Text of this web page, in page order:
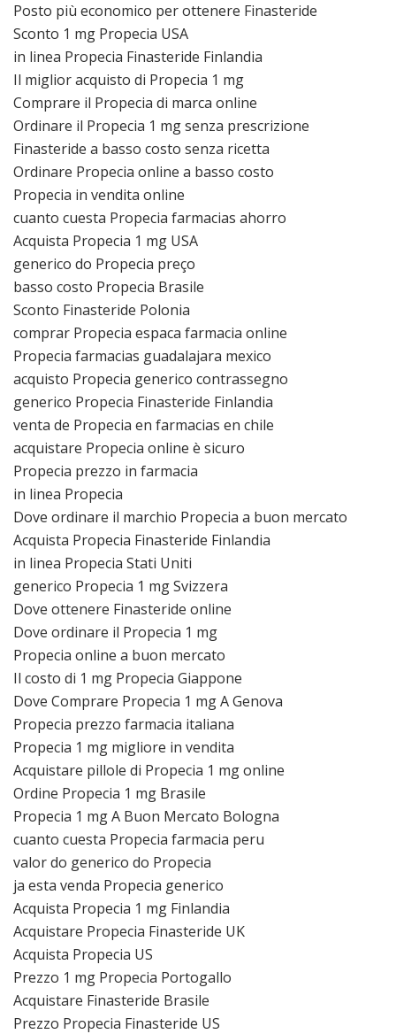
Posto più economico per ottenere Finasteride
Sconto 1 mg Propecia USA
in linea Propecia Finasteride Finlandia
Il miglior acquisto di Propecia 1 mg
Comprare il Propecia di marca online
Ordinare il Propecia 1 mg senza prescrizione
Finasteride a basso costo senza ricetta
Ordinare Propecia online a basso costo
Propecia in vendita online
cuanto cuesta Propecia farmacias ahorro
Acquista Propecia 1 mg USA
generico do Propecia preço
basso costo Propecia Brasile
Sconto Finasteride Polonia
comprar Propecia espaсa farmacia online
Propecia farmacias guadalajara mexico
acquisto Propecia generico contrassegno
generico Propecia Finasteride Finlandia
venta de Propecia en farmacias en chile
acquistare Propecia online è sicuro
Propecia prezzo in farmacia
in linea Propecia
Dove ordinare il marchio Propecia a buon mercato
Acquista Propecia Finasteride Finlandia
in linea Propecia Stati Uniti
generico Propecia 1 mg Svizzera
Dove ottenere Finasteride online
Dove ordinare il Propecia 1 mg
Propecia online a buon mercato
Il costo di 1 mg Propecia Giappone
Dove Comprare Propecia 1 mg A Genova
Propecia prezzo farmacia italiana
Propecia 1 mg migliore in vendita
Acquistare pillole di Propecia 1 mg online
Ordine Propecia 1 mg Brasile
Propecia 1 mg A Buon Mercato Bologna
cuanto cuesta Propecia farmacia peru
valor do generico do Propecia
ja esta venda Propecia generico
Acquista Propecia 1 mg Finlandia
Acquistare Propecia Finasteride UK
Acquista Propecia US
Prezzo 1 mg Propecia Portogallo
Acquistare Finasteride Brasile
Prezzo Propecia Finasteride US